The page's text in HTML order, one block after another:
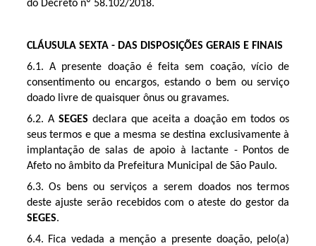
do Decreto nº 58.102/2018.
CLÁUSULA SEXTA - DAS DISPOSIÇÕES GERAIS E FINAIS
6.1. A presente doação é feita sem coação, vício de
consentimento ou encargos, estando o bem ou serviço
doado livre de quaisquer ônus ou gravames.
6.2. A SEGES declara que aceita a doação em todos os
seus termos e que a mesma se destina exclusivamente à
implantação de salas de apoio à lactante - Pontos de
Afeto no âmbito da Prefeitura Municipal de São Paulo.
6.3. Os bens ou serviços a serem doados nos termos
deste ajuste serão recebidos com o ateste do gestor da
SEGES.
6.4. Fica vedada a menção a presente doação, pelo(a)